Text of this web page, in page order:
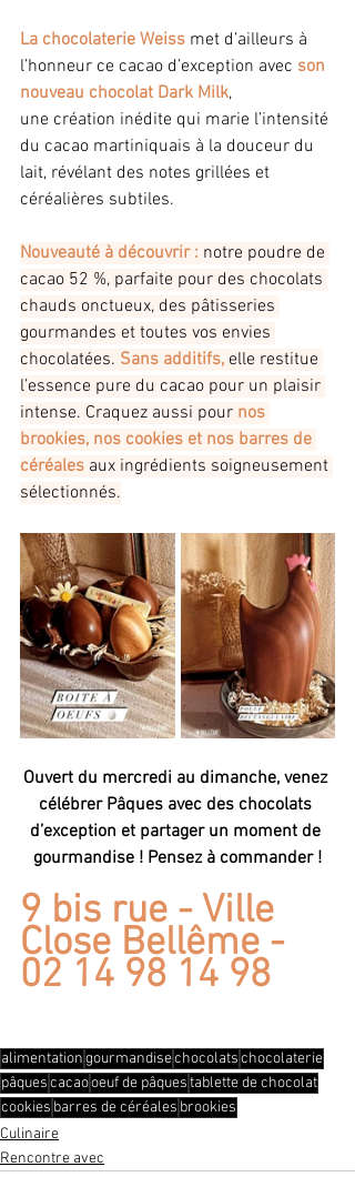
La chocolaterie Weiss met d’ailleurs à
l’honneur ce cacao d’exception avec son
nouveau chocolat Dark Milk,
une création inédite qui marie l’intensité
du cacao martiniquais à la douceur du
lait, révélant des notes grillées et
céréalières subtiles.
Nouveauté à découvrir : notre poudre de
cacao 52 %, parfaite pour des chocolats
chauds onctueux, des pâtisseries
gourmandes et toutes vos envies
chocolatées. Sans additifs, elle restitue
l’essence pure du cacao pour un plaisir
intense. Craquez aussi pour nos
brookies, nos cookies et nos barres de
céréales aux ingrédients soigneusement
sélectionnés.
Ouvert du mercredi au dimanche, venez
célébrer Pâques avec des chocolats
d’exception et partager un moment de
gourmandise ! Pensez à commander !
9 bis rue - Ville
Close Bellême -
02 14 98 14 98
alimentationgourmandisechocolatschocolaterie
pâquescacaooeuf de pâquestablette de chocolat
cookies barres de céréales brookies
Culinaire
Rencontre avec